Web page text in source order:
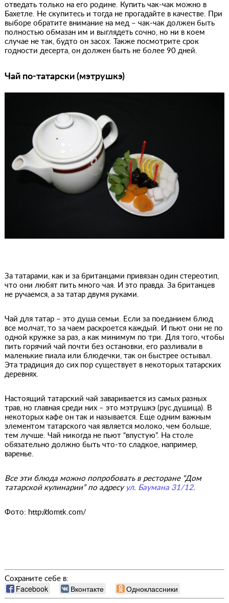
отведать только на его родине. Купить чак-чак можно в
Бахетле. Не скупитесь и тогда не прогадайте в качестве. При
выборе обратите внимание на мед – чак-чак должен быть
полностью обмазан им и выглядеть сочно, но ни в коем
случае не так, будто он засох. Также посмотрите срок
годности десерта, он должен быть не более 90 дней.
Чай по-татарски (мэтрушкэ)
За татарами, как и за британцами привязан один стереотип,
что они любят пить много чая. И это правда. За британцев
не ручаемся, а за татар двумя руками.
Чай для татар – это душа семьи. Если за поеданием блюд
все молчат, то за чаем раскроется каждый. И пьют они не по
одной кружке за раз, а как минимум по три. Для того, чтобы
пить горячий чай почти без остановки, его разливали в
маленькие пиала или блюдечки, так он быстрее остывал.
Эта традиция до сих пор существует в некоторых татарских
деревнях.
Настоящий татарский чай заваривается из самых разных
трав, но главная среди них – это мэтрушкэ (рус.душица). В
некоторых кафе он так и называется. Еще одним важным
элементом татарского чая является молоко, чем больше,
тем лучше. Чай никогда не пьют “впустую”. На столе
обязательно должно быть что-то сладкое, например,
варенье.
Все эти блюда можно попробовать в ресторане “Дом
татарской кулинарии” по адресу ул. Баумана 31/12.
Фото: http://domtk.com/
Сохраните себе в:
Facebook Вконтакте Одноклассники